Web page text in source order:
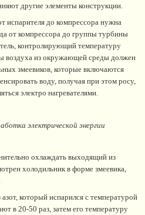
другие элементы конструкции.
испарителя до компрессора нужна
от компрессора до группы турбины
контролирующий температуру
воздуха из окружающей среды должен
змеевиков, которые включаются
воду, получая при этом росу,
электро нагревателями.
электрической энергии
охлаждать выходящий из
холодильник в форме змеевика,
который испарился с температурой
в 20-50 раз, затем его температуру